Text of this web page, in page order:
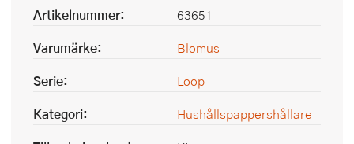
Artikelnummer:
63651
Varumärke:
Blomus
Serie:
Loop
Kategori:
Hushållspappershållare